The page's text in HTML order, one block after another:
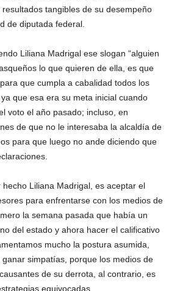
tangibles de su desempeño
de diputada federal.
Liliana Madrigal ese slogan “alguien
lo que quieren de ella, es que
que cumpla a cabalidad todos los
que esa era su meta inicial cuando
voto el año pasado; incluso, en
de que no le interesaba la alcaldía de
para que luego no ande diciendo que
Liliana Madrigal, es aceptar el
para enfrentarse con los medios de
la semana pasada que había un
del estado y ahora hacer el calificativo
mucho la postura asumida,
simpatías, porque los medios de
de su derrota, al contrario, es
equivocadas.